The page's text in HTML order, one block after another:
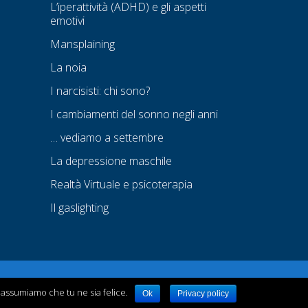
L’iperattività (ADHD) e gli aspetti
emotivi
Mansplaining
La noia
I narcisisti: chi sono?
I cambiamenti del sonno negli anni
… vediamo a settembre
La depressione maschile
Realtà Virtuale e psicoterapia
Il gaslighting
che tu ne sia felice. Ok Privacy policy